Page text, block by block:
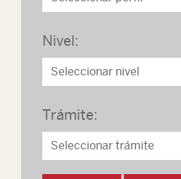
Nivel:
Trámite: